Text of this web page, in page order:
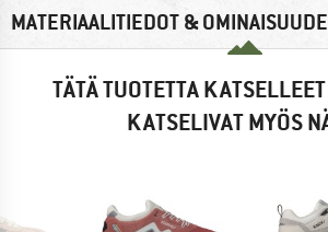
MATERIAALITIEDOT &
TÄTÄ TUOTETTA
KATSELIVAT MYÖS